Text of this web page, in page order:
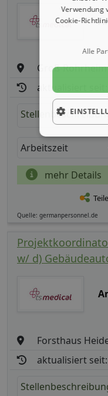
Groß-Rohrheim
aktualisiert seit:
Arbeitszeit
mehr Details
Quelle: germanpersonnel.de
w/ d)
Forsthaus
aktualisiert
Verwendung
Cookie-
Alle